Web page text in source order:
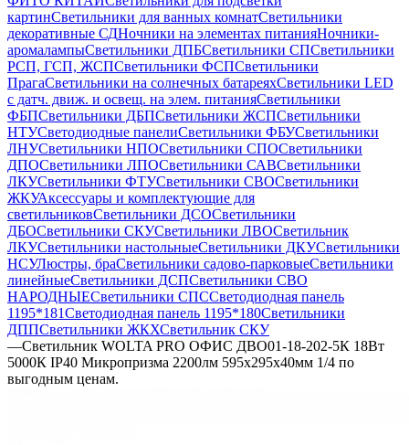
картинСветильники для ванных комнатСветильники
декоративные СДНочники на элементах питанияНочники-
аромалампыСветильники ДПБСветильники СПСветильники
РСП, ГСП, ЖСПСветильники ФСПСветильники
ПрагаСветильники на солнечных батареяхСветильники LED
с датч. движ. и освещ. на элем. питанияСветильники
ФБПСветильники ДБПСветильники ЖСПСветильники
НТУСветодиодные панелиСветильники ФБУСветильники
ЛНУСветильники НПОСветильники СПОСветильники
ДПОСветильники ЛПОСветильники САВСветильники
ЛКУСветильники ФТУСветильники СВОСветильники
ЖКУАксессуары и комплектующие для
светильниковСветильники ДСОСветильники
ДБОСветильники СКУСветильники ЛВОСветильник
ЛКУСветильники настольныеСветильники ДКУСветильники
НСУЛюстры, браСветильники садово-парковыеСветильники
линейныеСветильники ДСПСветильники СВО
НАРОДНЫЕСветильники СПССветодиодная панель
1195*181Светодиодная панель 1195*180Светильники
ДППСветильники ЖКХСветильник СКУ
—Светильник WOLTA PRO ОФИС ДВО01-18-202-5К 18Вт
5000К IP40 Микропризма 2200лм 595х295х40мм 1/4 по
выгодным ценам.